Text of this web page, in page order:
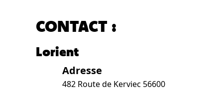
CONTACT :
Lorient
Adresse
482 Route de Kerviec 56600